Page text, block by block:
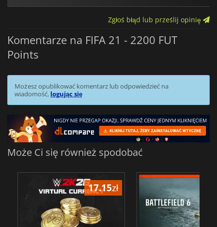
Zgłoś błąd lub prześlij opinię
Komentarze na FIFA 21 - 2200 FUT
Points
Możesz opublikować komentarz lub odpowiedzieć na
wiadomość, logując się
Może Ci się również spodobać
17.15zł